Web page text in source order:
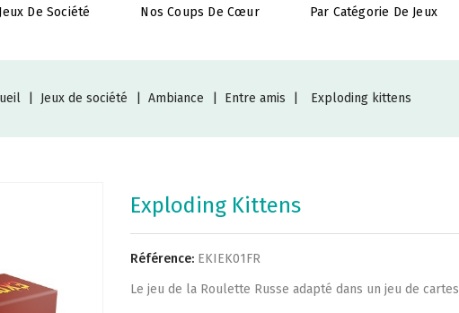
De Société Nos Coups De Cœur Par Catégorie De Jeux
Jeux de société Ambiance Entre amis Exploding kittens
Exploding Kittens
Référence: EKIEK01FR
Le jeu de la Roulette Russe adapté dans un jeu de cartes